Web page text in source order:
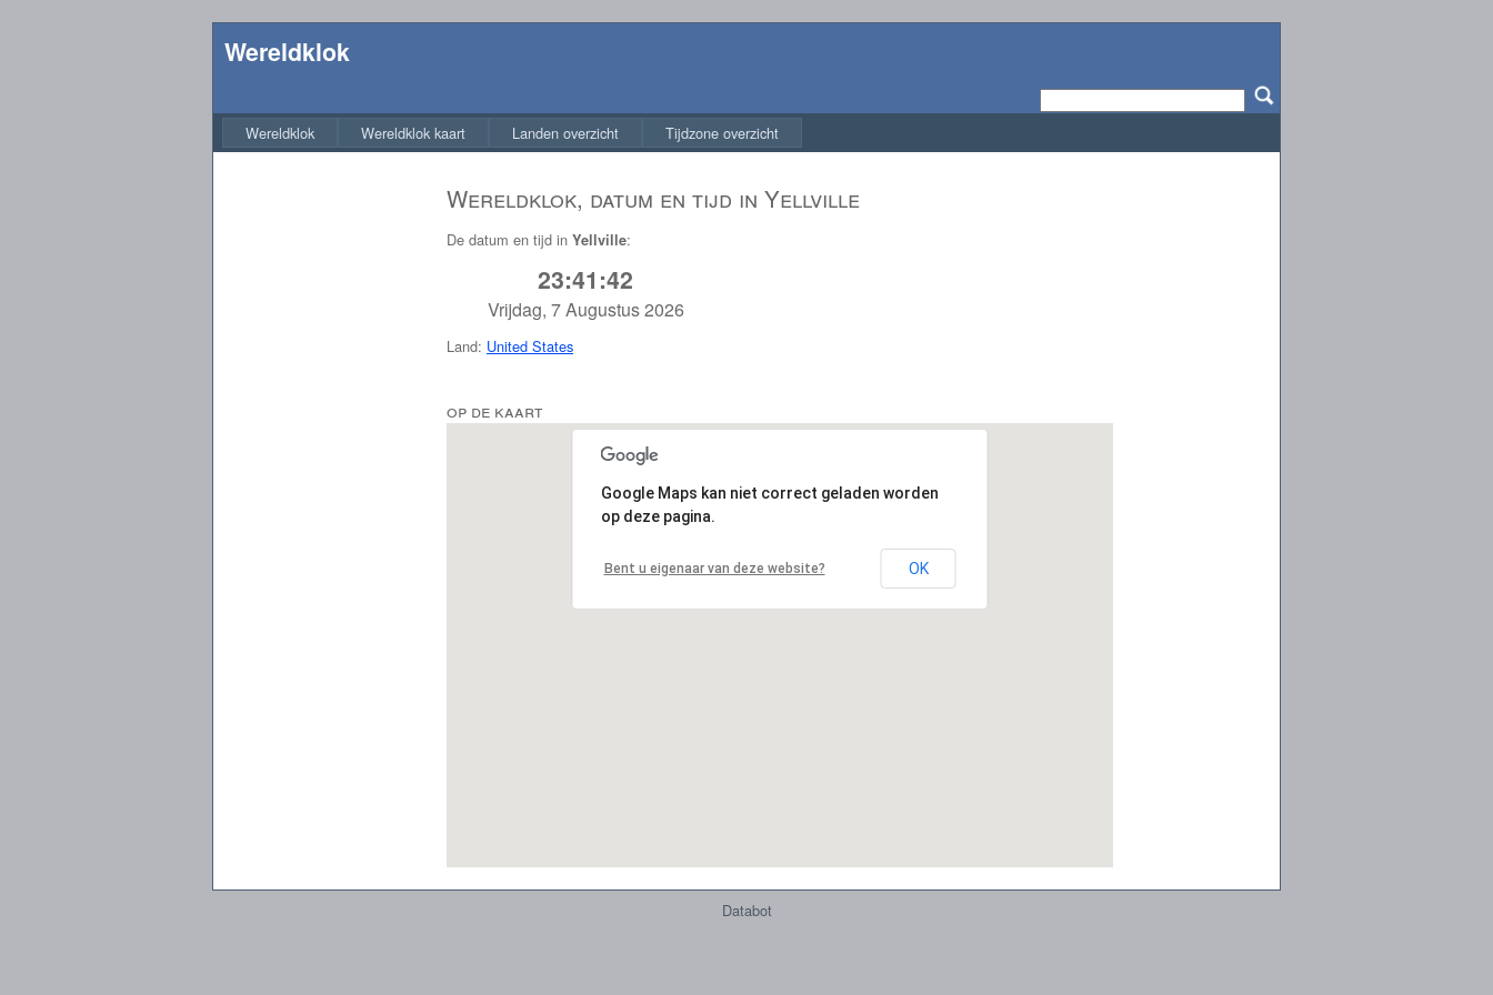
Wereldklok
Wereldklok Wereldklok kaart Landen overzicht Tijdzone overzicht
Wereldklok, datum en tijd in Yellville
De datum en tijd in Yellville:
23:41:43
Vrijdag, 7 Augustus 2026
Land: United States
op de kaart
Google Maps kan niet correct geladen worden
op deze pagina.
Bent u eigenaar van deze website? OK
Databot